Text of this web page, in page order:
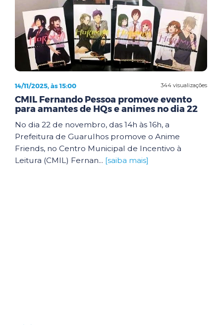
344 visualizações
14/11/2025, às 15:00
CMIL Fernando Pessoa promove evento
para amantes de HQs e animes no dia 22
No dia 22 de novembro, das 14h às 16h, a
Prefeitura de Guarulhos promove o Anime
Friends, no Centro Municipal de Incentivo à
Leitura (CMIL) Fernan... [saiba mais]